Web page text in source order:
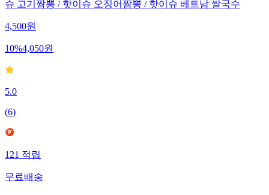
슈 고기짬뽕 / 핫이슈 오징어짬뽕 / 핫이슈 베트남 쌀국수
4,500원
10%4,050원
5.0
(6)
121적립
무료배송